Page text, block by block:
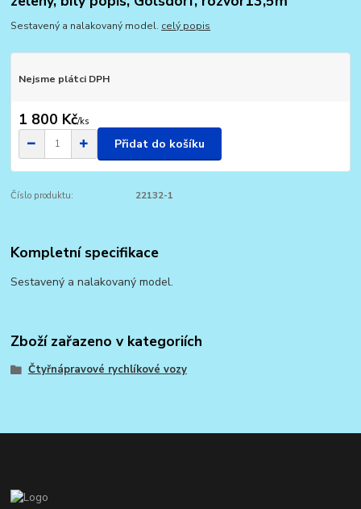
Sestavený a nalakovaný model. celý popis
Nejsme plátci DPH
1 800 Kč/ks
Přidat do košíku
Číslo produktu: 22132-1
Kompletní specifikace
Sestavený a nalakovaný model.
Zboží zařazeno v kategoriích
Čtyřnápravové rychlíkové vozy